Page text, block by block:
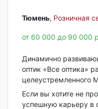
Тюмень‎, Розничная
от 60 000 до 90 000
Динамично
оптик «Все оптика»
целеустремленного
Если вы хотите не
успешную карьеру в